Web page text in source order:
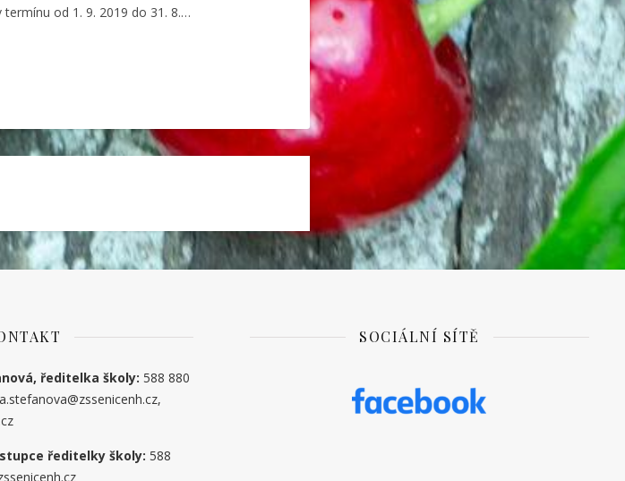
od 1. 9. 2019 do 31. 8.…
ředitelka školy: 588 880
ředitelky školy: 588
SOCIÁLNÍ SÍTĚ